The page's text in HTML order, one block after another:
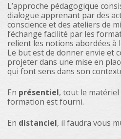
L’approche pédagogique
dialogue apprenant par des
conscience et des ateliers de
l’échange facilité par les
relient les notions abordées à
Le but est de donner envie et
projeter dans une mise en
qui font sens dans son
En présentiel, tout le
formation est fourni.
En distanciel, il faudra vous